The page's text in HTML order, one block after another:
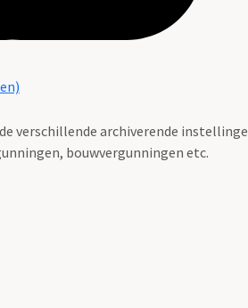
verschillende archiverende
bouwvergunningen etc.